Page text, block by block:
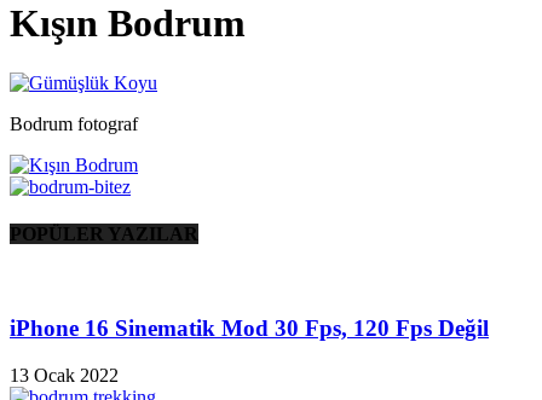
Kışın Bodrum
Bodrum fotograf
POPÜLER YAZILAR
iPhone 16 Sinematik Mod 30 Fps, 120 Fps Değil
13 Ocak 2022